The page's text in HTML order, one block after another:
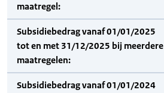
maatregel:
Subsidiebedrag vanaf 01/01/2025
tot en met 31/12/2025 bij meerdere
maatregelen:
Subsidiebedrag vanaf 01/01/2024